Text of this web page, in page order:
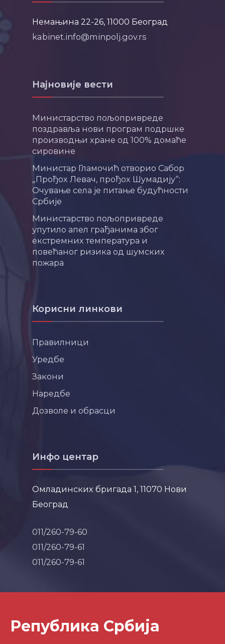
Немањина 22-26, 11000 Београд
kabinet.info@minpolj.gov.rs
Најновије вести
Министарство пољопривреде
поздравља нови програм подршке
производњи хране од 100% домаће
сировине
Министар Гламочић отворио Сабор
„Прођох Левач, прођох Шумадију“:
Очување села је питање будућности
Србије
Министарство пољопривреде
упутило апел грађанима због
екстремних температура и
повећаног ризика од шумских
пожара
Корисни линкови
Правилници
Уредбе
Закони
Наредбе
Дозволе и обрасци
Инфо центар
Омладинских бригада 1, 11070 Нови
Београд
011/260-79-60
011/260-79-61
011/260-79-61
Република Србија